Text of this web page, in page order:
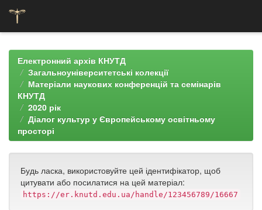
navigationЕлектронний архів КНУТД
Загальноуніверситетські колекції
Матеріали наукових конференцій та семінарів
КНУТД
2020 рік
Діалог культур у Європейському освітньому
просторі
Будь ласка, використовуйте цей ідентифікатор, щоб
цитувати або посилатися на цей матеріал:
https://er.knutd.edu.ua/handle/123456789/16667